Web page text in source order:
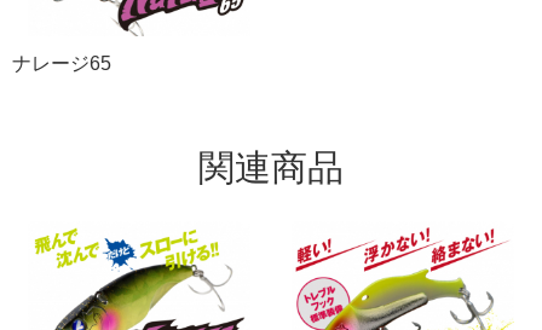
ナレージ65
関連商品